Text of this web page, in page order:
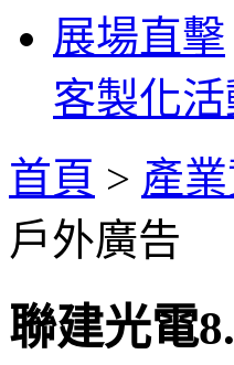
展場直擊
客製化活
首頁 > 產
戶外廣告
聯建光電